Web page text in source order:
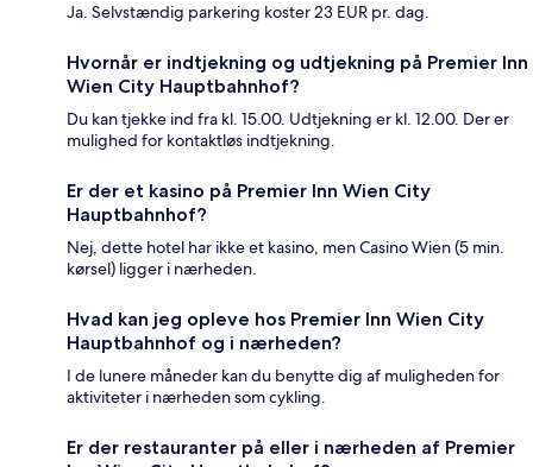
Ja. Selvstændig parkering koster 23 EUR pr. dag.
Hvornår er indtjekning og udtjekning på Premier Inn
Wien City Hauptbahnhof?
Du kan tjekke ind fra kl. 15.00. Udtjekning er kl. 12.00. Der er
mulighed for kontaktløs indtjekning.
Er der et kasino på Premier Inn Wien City
Hauptbahnhof?
Nej, dette hotel har ikke et kasino, men Casino Wien (5 min.
kørsel) ligger i nærheden.
Hvad kan jeg opleve hos Premier Inn Wien City
Hauptbahnhof og i nærheden?
I de lunere måneder kan du benytte dig af muligheden for
aktiviteter i nærheden som cykling.
Er der restauranter på eller i nærheden af Premier